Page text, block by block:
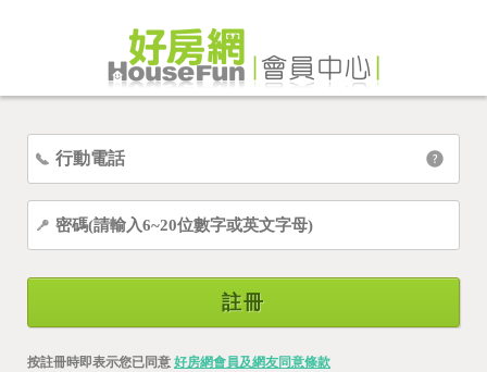
註冊
按註冊時即表示您已同意 好房網會員及網友同意條款